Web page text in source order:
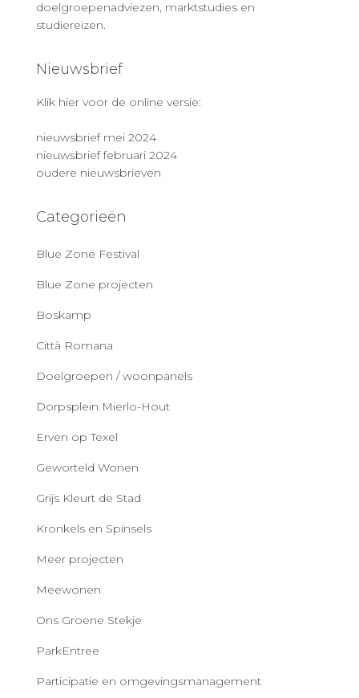
doelgroepenadviezen, marktstudies en
studiereizen.
Nieuwsbrief
Klik hier voor de online versie:
nieuwsbrief mei 2024
nieuwsbrief februari 2024
oudere nieuwsbrieven
Categorieën
Blue Zone Festival
Blue Zone projecten
Boskamp
Città Romana
Doelgroepen / woonpanels
Dorpsplein Mierlo-Hout
Erven op Texel
Geworteld Wonen
Grijs Kleurt de Stad
Kronkels en Spinsels
Meer projecten
Meewonen
Ons Groene Stekje
ParkEntree
Participatie en omgevingsmanagement